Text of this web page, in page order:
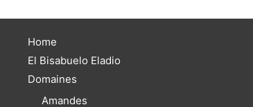
Home
El Bisabuelo Eladio
Domaines
Amandes